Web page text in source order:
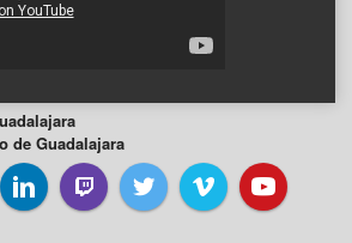
de Guadalajara